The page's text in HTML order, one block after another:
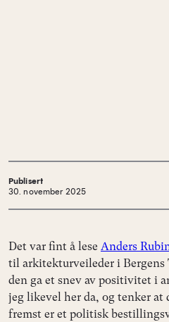
Publisert
30. november 2025
Det var fint å lese Anders
til arkitekturveileder i Bergens
den ga et snev av positivitet i
jeg likevel her da, og tenker at
fremst er et politisk